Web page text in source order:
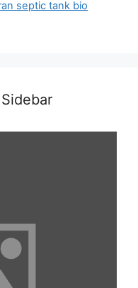
septic tank bio